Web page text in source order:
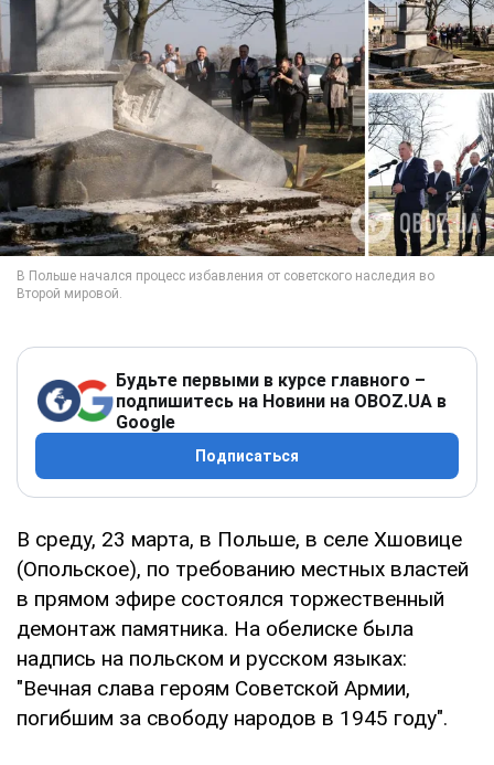
Будьте первыми в курсе главного –
подпишитесь на Новини на OBOZ.UA в
Google
Подписаться
В среду, 23 марта, в Польше, в селе Хшовице
(Опольское), по требованию местных властей
в прямом эфире состоялся торжественный
демонтаж памятника. На обелиске была
надпись на польском и русском языках:
"Вечная слава героям Советской Армии,
погибшим за свободу народов в 1945 году".